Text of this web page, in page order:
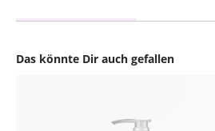
Das könnte Dir auch gefallen